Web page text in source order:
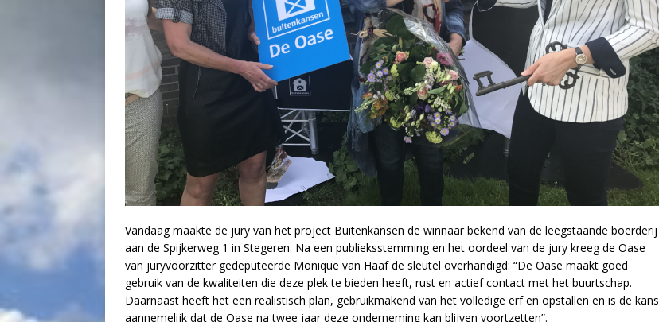
Vandaag maakte de jury van het project Buitenkansen de winnaar bekend van de leegstaande boerderij
aan de Spijkerweg 1 in Stegeren. Na een publieksstemming en het oordeel van de jury kreeg de Oase
van juryvoorzitter gedeputeerde Monique van Haaf de sleutel overhandigd: “De Oase maakt goed
gebruik van de kwaliteiten die deze plek te bieden heeft, rust en actief contact met het buurtschap.
Daarnaast heeft het een realistisch plan, gebruikmakend van het volledige erf en opstallen en is de kans
aannemelijk dat de Oase na twee jaar deze onderneming kan blijven voortzetten”.